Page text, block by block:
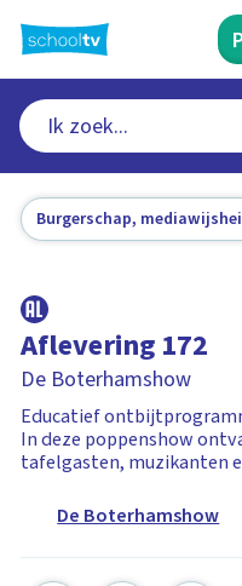
naar
hoofdinhoud
Burgerschap,
Aflevering 172
De Boterhamshow
Educatief
In deze poppenshow
tafelgasten, muzikanten
De Boterhamshow